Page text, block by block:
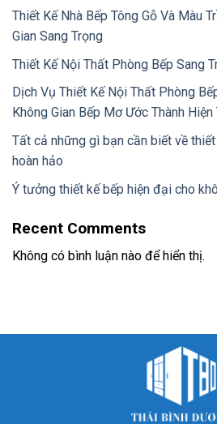
Thiết Kế Nhà Bếp Tông Gỗ Và Màu
Gian Sang Trọng
Thiết Kế Nội Thất Phòng Bếp Sang
Dịch Vụ Thiết Kế Nội Thất Phòng
Không Gian Bếp Mơ Ước Thành
Tất cả những gì bạn cần biết về
hoàn hảo
Ý tưởng thiết kế bếp hiện đại cho
Recent Comments
Không có bình luận nào để hiển thị.